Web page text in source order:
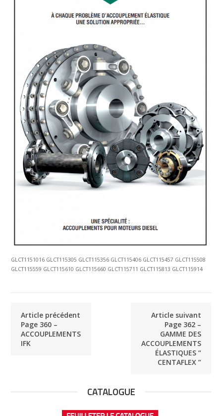
GLCT1151016 GLCT115305 GLCT115356 GLCT115406 GLCT115457 GLCT115508
GLCT115559 GLCT115610 GLCT115660 GLCT115711 GLCT115813 GLCT115914
Article précédent
Page 360 –
ACCOUPLEMENTS
IFK
Article suivant
Page 362 –
GAMME DES
ACCOUPLEMENTS
ÉLASTIQUES “
CENTAFLEX ”
CATALOGUE